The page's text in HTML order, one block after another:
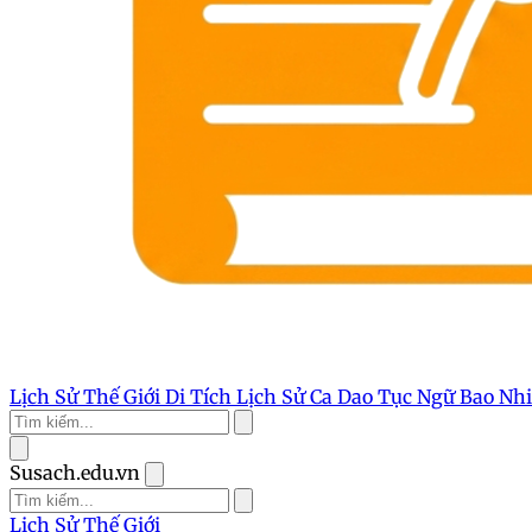
Lịch Sử Thế Giới Di Tích Lịch SửCa Dao Tục NgữBao
Susach.edu.vn
Lịch Sử Thế Giới